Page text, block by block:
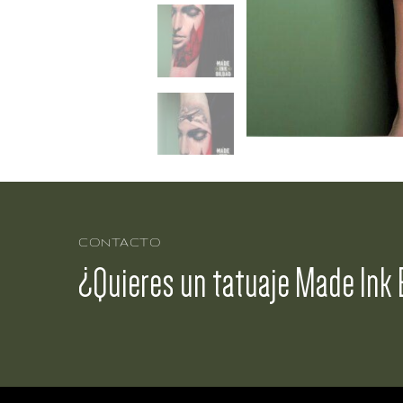
CONTACTO
¿Quieres un tatuaje Made Ink